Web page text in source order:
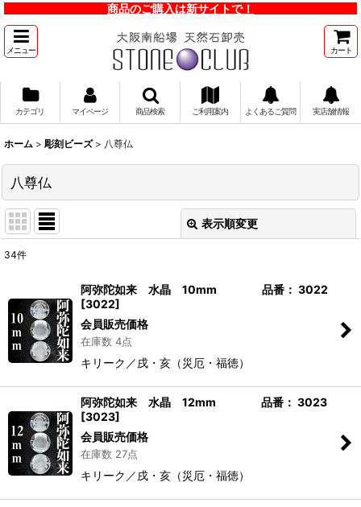
商品のご購入は新サイトで！
メニュー カート
カテゴリ マイページ 商品検索 ご利用案内 よくあるご質問 実店舗情報
ホーム > 彫刻ビーズ > 八尊仏
八尊仏
表示順変更
並び順:
絞り込む
34件
阿弥陀如来 水晶 10mm 品番： 3022
[3022]
会員販売価格
在庫数 4点
キリーク／戌・亥（災厄・福徳）
阿弥陀如来 水晶 12mm 品番： 3023
[3023]
会員販売価格
在庫数 27点
キリーク／戌・亥（災厄・福徳）